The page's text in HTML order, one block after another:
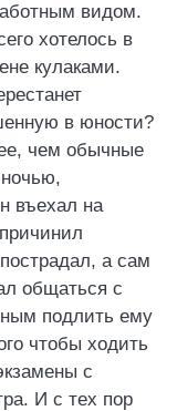
видом.
хотелось в
кулаками.
в юности?
чем обычные
въехал на
а сам
общаться с
подлить ему
чтобы ходить
с
И с тех пор